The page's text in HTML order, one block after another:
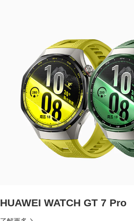
HUAWEI WATCH GT 7 Pro